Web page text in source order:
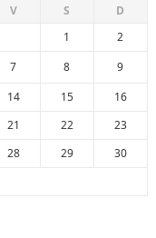
V S
D
1
2
7 8
9
14 15
16
21 22
23
28 29
30